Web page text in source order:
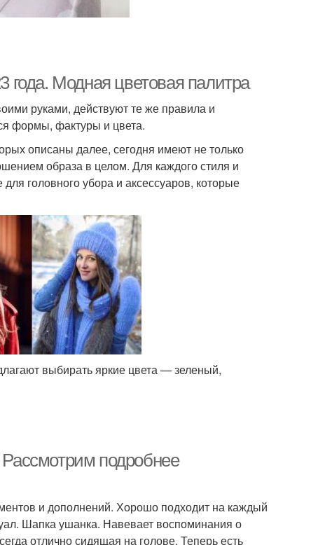
Модная цветовая палитра
руками, действуют те же правила и
формы, фактуры и цвета.
описаны далее, сегодня имеют не только
образа в целом. Для каждого стиля и
головного убора и аксессуаров, которые
выбирать яркие цвета — зеленый,
подробнее
и дополнений. Хорошо подходит на каждый
Шапка ушанка. Навевает воспоминания о
отлично сидящая на голове. Теперь есть